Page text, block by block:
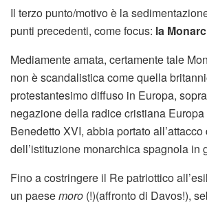
Il terzo punto/motivo è la
punti precedenti, come focus: la
Mediamente amata, certamente tale
non è scandalistica come quella
protestantesimo diffuso in Europa,
negazione della radice cristiana
Benedetto XVI, abbia portato
dell’istituzione monarchica spagnola in
Fino a costringere il Re patriottico
un paesemoro (!)(affronto di Davos!),